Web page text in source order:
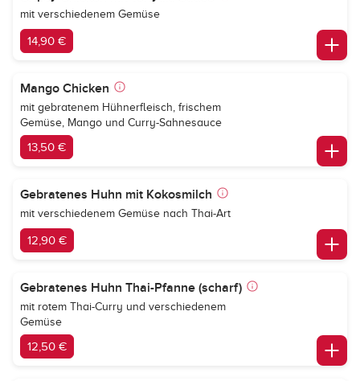
mit verschiedenem Gemüse
14,90 €
Mango Chicken
mit gebratenem Hühnerfleisch, frischem
Gemüse, Mango und Curry-Sahnesauce
13,50 €
Gebratenes Huhn mit Kokosmilch
mit verschiedenem Gemüse nach Thai-Art
12,90 €
Gebratenes Huhn Thai-Pfanne (scharf)
mit rotem Thai-Curry und verschiedenem
Gemüse
12,50 €